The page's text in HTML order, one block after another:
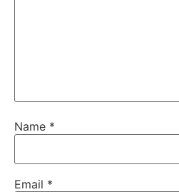
Name *
Email *